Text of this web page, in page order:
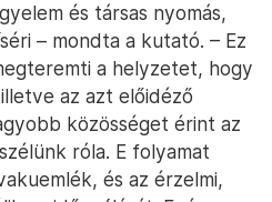
és társas nyomás,
– mondta a kutató. – Ez
a helyzetet, hogy
az azt előidéző
közösséget érint az
róla. E folyamat
és az érzelmi,